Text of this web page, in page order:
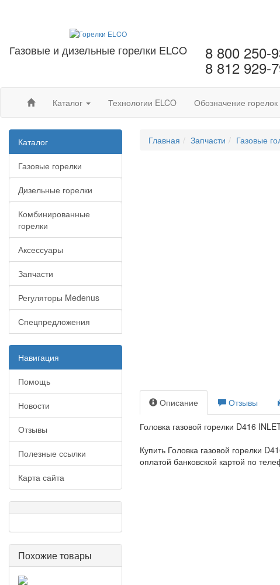
Газовые и дизельные горелки ELCO 8 800 250-
8 812 929-
Каталог Технологии ELCO Обозначение горелок
Каталог
Газовые горелки
Дизельные горелки
Комбинированные
горелки
Аксессуары
Запчасти
Регуляторы Medenus
Спецпредложения
Навигация
Помощь
Новости
Отзывы
Полезные ссылки
Карта сайта
Похожие товары
Главная Запчасти Газовые
Описание Отзывы
Головка газовой горелки D416
Купить Головка газовой горелки
оплатой банковской картой по